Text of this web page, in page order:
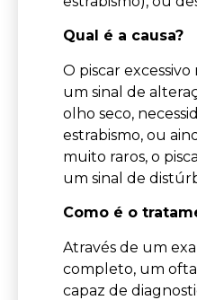
Qual é a causa?
O piscar
um sinal de
olho seco,
estrabismo, ou
muito raros, o
um sinal de
Como é o
Através de um
completo, um
capaz de